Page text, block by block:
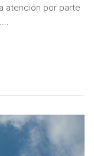
atención por parte